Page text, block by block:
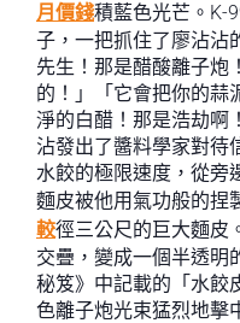
月價錢積藍色光芒。K-
子，一把抓住了廖沾沾
先生！那是醋酸離子炮
的！」「它會把你的蒜
淨的白醋！那是浩劫啊
沾發出了醬料學家對待
水餃的極限速度，從旁
麵皮被他用氣功般的捏
較徑三公尺的巨大麵皮
交疊，變成一個半透明
秘笈》中記載的「水餃
色離子炮光束猛烈地擊